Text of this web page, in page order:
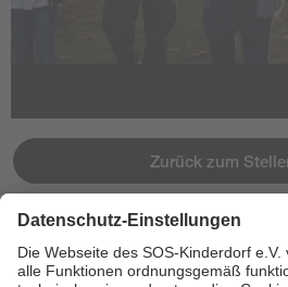
Zurück zum
Jetzt